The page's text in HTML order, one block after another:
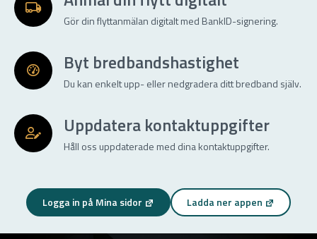
Gör din flyttanmälan digitalt med BankID-signering.
Byt bredbandshastighet
Du kan enkelt upp- eller nedgradera ditt bredband själv.
Uppdatera kontaktuppgifter
Håll oss uppdaterade med dina kontaktuppgifter.
Logga in på Mina sidor Ladda ner appen